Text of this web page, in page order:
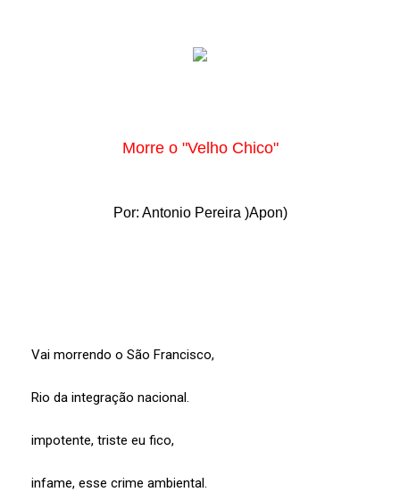
Morre o "Velho Chico"
Por: Antonio Pereira )Apon)
Vai morrendo o São Francisco,
Rio da integração nacional.
impotente, triste eu fico,
infame, esse crime ambiental.